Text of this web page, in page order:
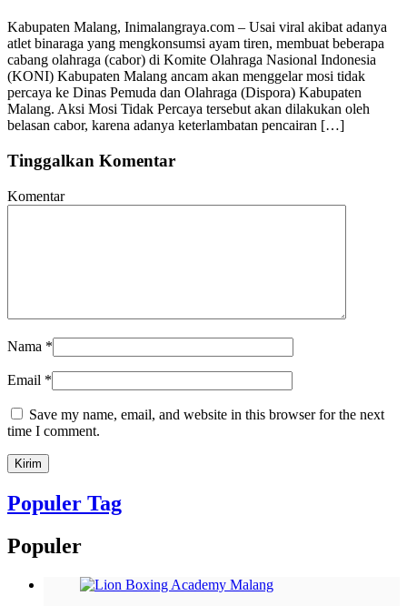
Kabupaten Malang, Inimalangraya.com – Usai viral akibat adanya
atlet binaraga yang mengkonsumsi ayam tiren, membuat beberapa
cabang olahraga (cabor) di Komite Olahraga Nasional Indonesia
(KONI) Kabupaten Malang ancam akan menggelar mosi tidak
percaya ke Dinas Pemuda dan Olahraga (Dispora) Kabupaten
Malang. Aksi Mosi Tidak Percaya tersebut akan dilakukan oleh
belasan cabor, karena adanya keterlambatan pencairan […]
Tinggalkan Komentar
Komentar
Nama *
Email *
Save my name, email, and website in this browser for the next
time I comment.
Populer Tag
Populer